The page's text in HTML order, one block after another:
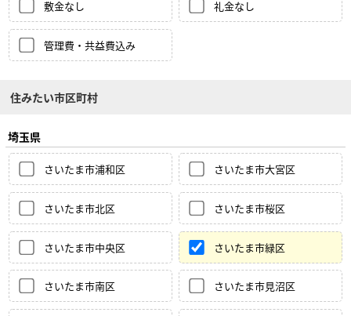
敷金なし 礼金なし
管理費・共益費込み
住みたい市区町村
埼玉県
さいたま市浦和区 さいたま市大宮区
さいたま市北区 さいたま市桜区
さいたま市中央区 さいたま市緑区
さいたま市南区 さいたま市見沼区